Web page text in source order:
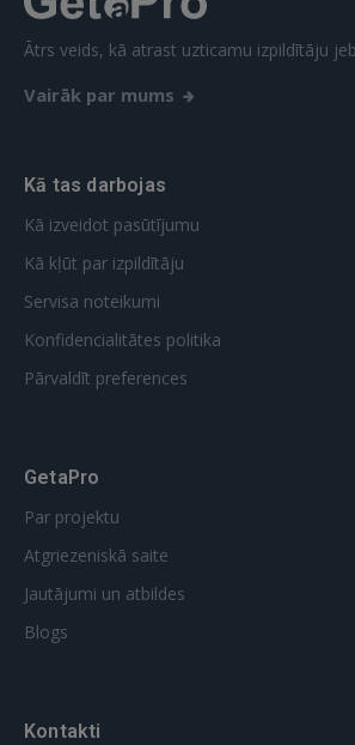
Ātrs veids, kā atrast uzticamu izpildītāju
Vairāk par mums
Kā tas darbojas
Kā izveidot pasūtījumu
Kā kļūt par izpildītāju
Servisa noteikumi
Konfidencialitātes politika
Pārvaldīt preferences
GetaPro
Par projektu
Atgriezeniskā saite
Jautājumi un atbildes
Blogs
Kontakti